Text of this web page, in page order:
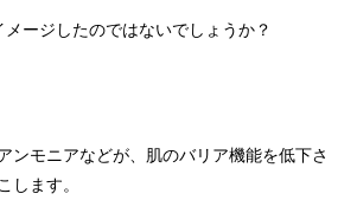
ージしたのではないでしょうか？
ンモニアなどが、肌のバリア機能を低下さ
します。